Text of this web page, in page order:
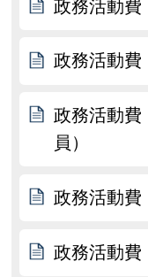
政務活動
政務活動
政務活動
員）
政務活動
政務活動